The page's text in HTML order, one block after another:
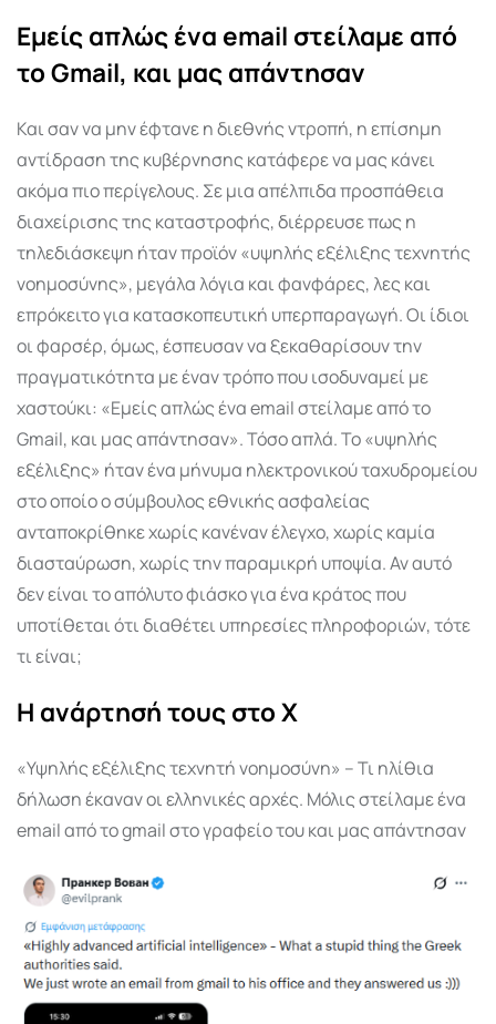
Εμείς απλώς ένα email στείλαμε από
το Gmail, και μας απάντησαν
Και σαν να μην έφτανε η διεθνής ντροπή, η επίσημη
αντίδραση της κυβέρνησης κατάφερε να μας κάνει
ακόμα πιο περίγελους. Σε μια απέλπιδα προσπάθεια
διαχείρισης της καταστροφής, διέρρευσε πως η
τηλεδιάσκεψη ήταν προϊόν «υψηλής εξέλιξης τεχνητής
νοημοσύνης», μεγάλα λόγια και φανφάρες, λες και
επρόκειτο για κατασκοπευτική υπερπαραγωγή. Οι ίδιοι
οι φαρσέρ, όμως, έσπευσαν να ξεκαθαρίσουν την
πραγματικότητα με έναν τρόπο που ισοδυναμεί με
χαστούκι: «Εμείς απλώς ένα email στείλαμε από το
Gmail, και μας απάντησαν». Τόσο απλά. Το «υψηλής
εξέλιξης» ήταν ένα μήνυμα ηλεκτρονικού ταχυδρομείου
στο οποίο ο σύμβουλος εθνικής ασφαλείας
ανταποκρίθηκε χωρίς κανέναν έλεγχο, χωρίς καμία
διασταύρωση, χωρίς την παραμικρή υποψία. Αν αυτό
δεν είναι το απόλυτο φιάσκο για ένα κράτος που
υποτίθεται ότι διαθέτει υπηρεσίες πληροφοριών, τότε
τι είναι;
Η ανάρτησή τους στο Χ
«Υψηλής εξέλιξης τεχνητή νοημοσύνη» – Τι ηλίθια
δήλωση έκαναν οι ελληνικές αρχές. Μόλις στείλαμε ένα
email από το gmail στο γραφείο του και μας απάντησαν